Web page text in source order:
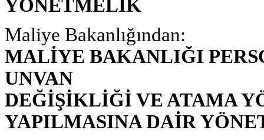
YÖNETMELİK
Maliye Bakanlığından:
MALİYE BAKANLIĞI
UNVAN
DEĞİŞİKLİĞİ VE ATAMA
YAPILMASINA DAİR